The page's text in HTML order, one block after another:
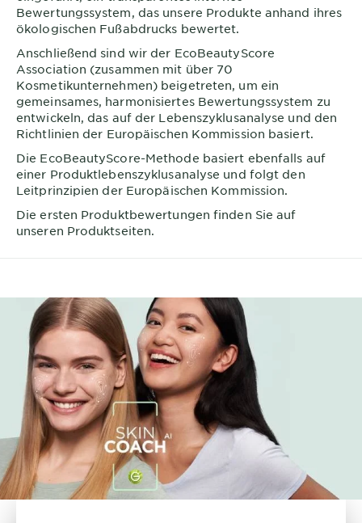
Bewertungssystem, das unsere Produkte anhand ihres
ökologischen Fußabdrucks bewertet.
Anschließend sind wir der EcoBeautyScore
Association (zusammen mit über 70
Kosmetikunternehmen) beigetreten, um ein
gemeinsames, harmonisiertes Bewertungssystem zu
entwickeln, das auf der Lebenszyklusanalyse und den
Richtlinien der Europäischen Kommission basiert.
Die EcoBeautyScore-Methode basiert ebenfalls auf
einer Produktlebenszyklusanalyse und folgt den
Leitprinzipien der Europäischen Kommission.
Die ersten Produktbewertungen finden Sie auf
unseren Produktseiten.